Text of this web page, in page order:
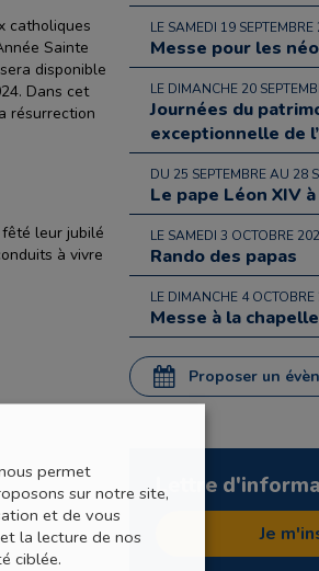
catholiques
Sainte
disponible
Dans cet
résurrection
leur jubilé
à vivre
LE SAMEDI 19
Messe pour les
LE DIMANCHE 20
Journées du
exceptionnelle de
DU 25 SEPTEMBRE AU 28
Le pape Léon XIV
LE SAMEDI 3 OCTOBRE
Rando des papas
LE DIMANCHE 4
Messe à la
Proposer un
Lettre
Je
permet
sur notre site,
et de vous
la lecture de nos
ciblée.